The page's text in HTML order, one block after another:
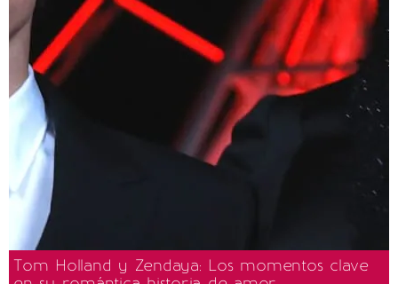
Tom Holland y Zendaya: Los momentos clave